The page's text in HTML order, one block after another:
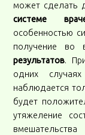
может сделать
системе
особенностью
получение во
результатов.
одних
наблюдается
будет
утяжеление